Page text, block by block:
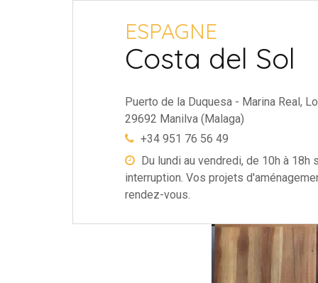
ESPAGNE
Costa del Sol
Puerto de la Duquesa - Marina Real,
29692 Manilva (Malaga)
+34 951 76 56 49
Du lundi au vendredi, de 10h à 18h
interruption. Vos projets
rendez-vous.